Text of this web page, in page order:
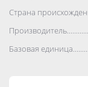
Страна
Базовая